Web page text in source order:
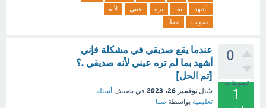
أشهد
بما تره عيني
لأنه
صواب
خطأ
0
تصويتات
1
عندما يقع صديقي في مشكلة فإني
أشهد بما لم تره عيني لأنه صديقي .؟
[تم الحل]
سُئل نوفمبر 26، 2023 في تصنيف أسئلة
تعليمية بواسطة صبا